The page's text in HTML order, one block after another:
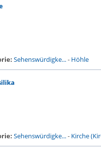
Sehenswürdigke...- Höhle
Sehenswürdigke...- Kirche